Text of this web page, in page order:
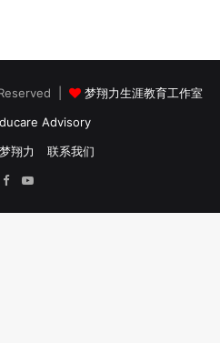
|
梦翔力生涯教育工作室
Advisory
翔力
联系我们
Facebook
YouTube